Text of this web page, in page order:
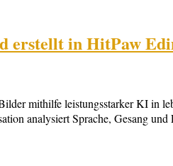
erstellt in HitPaw
mithilfe leistungsstarker KI in
analysiert Sprache, Gesang